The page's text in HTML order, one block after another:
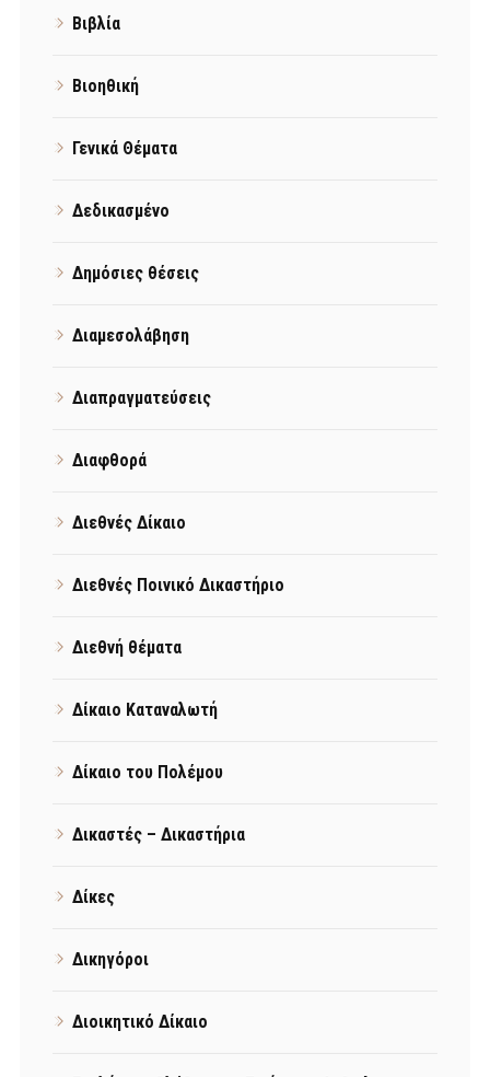
Βιβλία
Βιοηθική
Γενικά Θέματα
Δεδικασμένο
Δημόσιες θέσεις
Διαμεσολάβηση
Διαπραγματεύσεις
Διαφθορά
Διεθνές Δίκαιο
Διεθνές Ποινικό Δικαστήριο
Διεθνή θέματα
Δίκαιο Καταναλωτή
Δίκαιο του Πολέμου
Δικαστές – Δικαστήρια
Δίκες
Δικηγόροι
Διοικητικό Δίκαιο